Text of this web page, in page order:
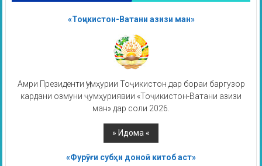
«Тоҷикистон-Ватани азизи ман»
Амри Президенти Ҷумҳурии Тоҷикистон дар бораи баргузор
кардани озмуни ҷумҳуриявии «Тоҷикистон-Ватани азизи
ман» дар соли 2026.
«Фурӯғи субҳи доноӣ китоб аст»